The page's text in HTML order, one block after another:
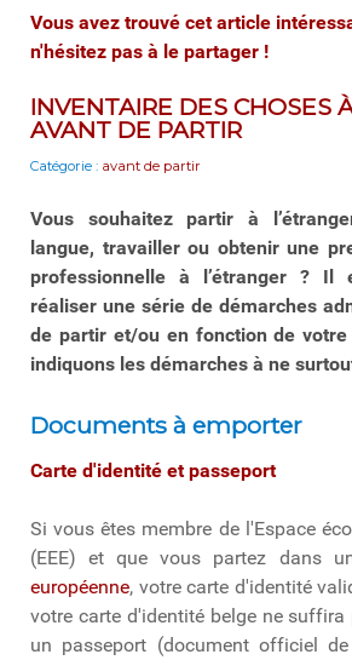
Vous avez trouvé cet article
n'hésitez pas à le partager !
INVENTAIRE DES CHOSES
AVANT DE PARTIR
Catégorie : avant de partir
Vous souhaitez partir à
langue, travailler ou obtenir une
professionnelle à l’étranger ? Il
réaliser une série de démarches
de partir et/ou en fonction de
indiquons les démarches à ne
Documents à emporter
Carte d'identité et passeport
Si vous êtes membre de l'Espace
(EEE) et que vous partez dans
européenne, votre carte d'identité
votre carte d'identité belge ne
un passeport (document officiel